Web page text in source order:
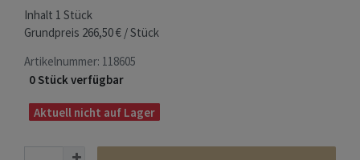
Inhalt 1 Stück
Grundpreis 266,50 € / Stück
Artikelnummer: 118605
0 Stück verfügbar
Aktuell nicht auf Lager